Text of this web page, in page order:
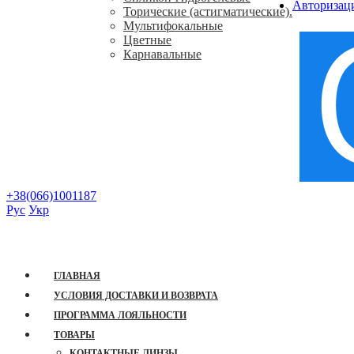
Торические (астигматические).
Мультифокальные
Цветные
Карнавальные
+38(066)1001187
Рус Укр
ГЛАВНАЯ
УСЛОВИЯ ДОСТАВКИ И ВОЗВРАТА
ПРОГРАММА ЛОЯЛЬНОСТИ
ТОВАРЫ